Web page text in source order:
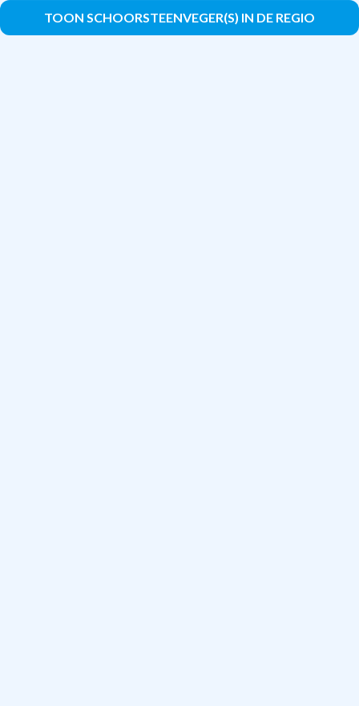
TOON SCHOORSTEENVEGER(S) IN DE REGIO